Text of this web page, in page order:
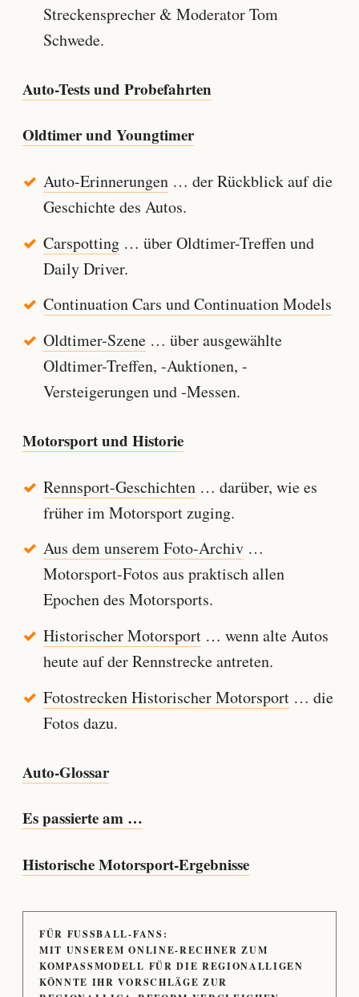
Streckensprecher & Moderator Tom
Schwede.
Auto-Tests und Probefahrten
Oldtimer und Youngtimer
Auto-Erinnerungen… der Rückblick auf die
Geschichte des Autos.
Carspotting… über Oldtimer-Treffen und
Daily Driver.
Continuation Cars und Continuation Models
Oldtimer-Szene… über ausgewählte
Oldtimer-Treffen, -Auktionen, -
Versteigerungen und -Messen.
Motorsport und Historie
Rennsport-Geschichten… darüber, wie es
früher im Motorsport zuging.
Aus dem unserem Foto-Archiv…
Motorsport-Fotos aus praktisch allen
Epochen des Motorsports.
Historischer Motorsport… wenn alte Autos
heute auf der Rennstrecke antreten.
Fotostrecken Historischer Motorsport… die
Fotos dazu.
Auto-Glossar
Es passierte am …
Historische Motorsport-Ergebnisse
FÜR FUSSBALL-FANS:
MIT UNSEREM ONLINE-RECHNER ZUM
KOMPASSMODELL FÜR DIE REGIONALLIGEN
KÖNNTE IHR VORSCHLÄGE ZUR